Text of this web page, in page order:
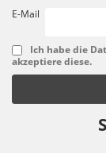
E-Mail
Ich habe die
akzeptiere diese.